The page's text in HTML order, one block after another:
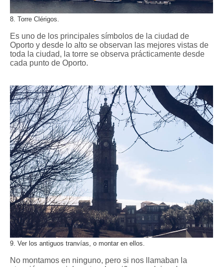
8. Torre Clérigos.
Es uno de los principales símbolos de la ciudad de
Oporto y desde lo alto se observan las mejores vistas de
toda la ciudad, la torre se observa prácticamente desde
cada punto de Oporto.
9. Ver los antiguos tranvías, o montar en ellos.
No montamos en ninguno, pero si nos llamaban la